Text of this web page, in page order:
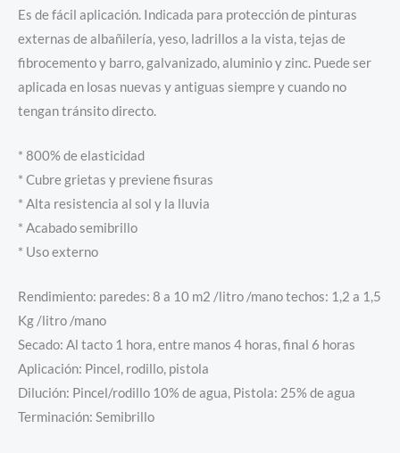
Es de fácil aplicación. Indicada para protección de pinturas
externas de albañilería, yeso, ladrillos a la vista, tejas de
fibrocemento y barro, galvanizado, aluminio y zinc. Puede ser
aplicada en losas nuevas y antiguas siempre y cuando no
tengan tránsito directo.
* 800% de elasticidad
* Cubre grietas y previene fisuras
* Alta resistencia al sol y la lluvia
* Acabado semibrillo
* Uso externo
Rendimiento: paredes: 8 a 10 m2 /litro /mano techos: 1,2 a 1,5
Kg /litro /mano
Secado: Al tacto 1 hora, entre manos 4 horas, final 6 horas
Aplicación: Pincel, rodillo, pistola
Dilución: Pincel/rodillo 10% de agua, Pistola: 25% de agua
Terminación: Semibrillo